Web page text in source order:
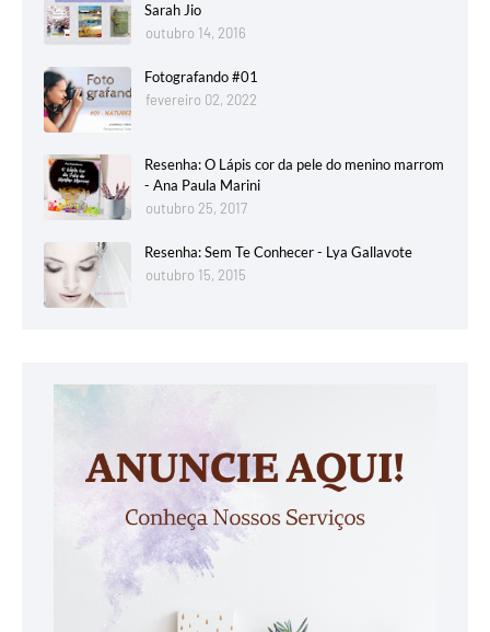
Sarah Jio
outubro 14, 2016
Fotografando #01
fevereiro 02, 2022
Resenha: O Lápis cor da pele do menino marrom
- Ana Paula Marini
outubro 25, 2017
Resenha: Sem Te Conhecer - Lya Gallavote
outubro 15, 2015